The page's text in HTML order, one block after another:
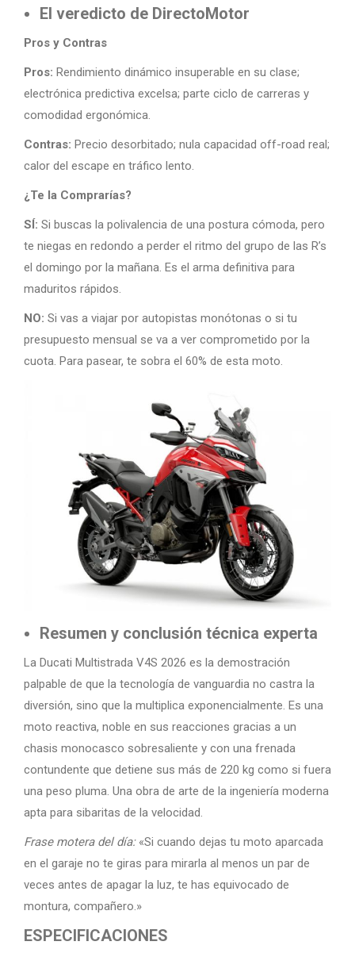
El veredicto de DirectoMotor
Pros y Contras
Pros: Rendimiento dinámico insuperable en su clase;
electrónica predictiva excelsa; parte ciclo de carreras y
comodidad ergonómica.
Contras: Precio desorbitado; nula capacidad off-road real;
calor del escape en tráfico lento.
¿Te la Comprarías?
SÍ: Si buscas la polivalencia de una postura cómoda, pero
te niegas en redondo a perder el ritmo del grupo de las R’s
el domingo por la mañana. Es el arma definitiva para
maduritos rápidos.
NO: Si vas a viajar por autopistas monótonas o si tu
presupuesto mensual se va a ver comprometido por la
cuota. Para pasear, te sobra el 60% de esta moto.
Resumen y conclusión técnica experta
La Ducati Multistrada V4S 2026 es la demostración
palpable de que la tecnología de vanguardia no castra la
diversión, sino que la multiplica exponencialmente. Es una
moto reactiva, noble en sus reacciones gracias a un
chasis monocasco sobresaliente y con una frenada
contundente que detiene sus más de 220 kg como si fuera
una peso pluma. Una obra de arte de la ingeniería moderna
apta para sibaritas de la velocidad.
Frase motera del día:«Si cuando dejas tu moto aparcada
en el garaje no te giras para mirarla al menos un par de
veces antes de apagar la luz, te has equivocado de
montura, compañero.»
ESPECIFICACIONES